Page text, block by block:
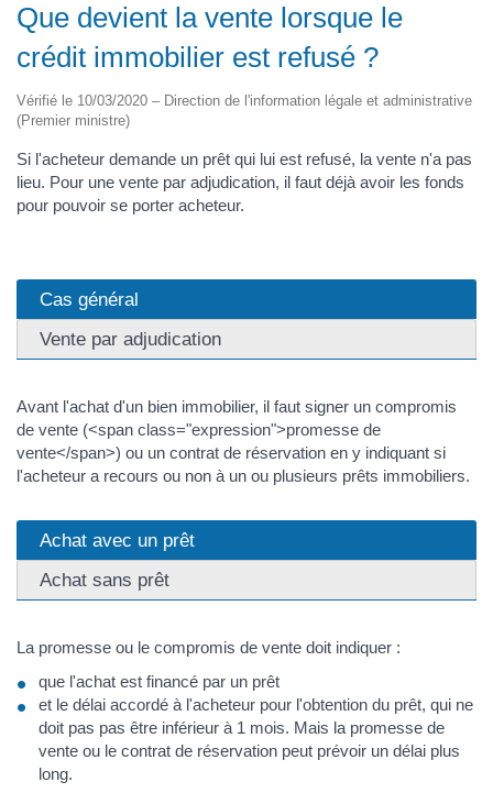
Que devient la vente lorsque le
crédit immobilier est refusé ?
Vérifié le 10/03/2020 – Direction de l'information légale et administrative
(Premier ministre)
Si l'acheteur demande un prêt qui lui est refusé, la vente n'a pas
lieu. Pour une vente par adjudication, il faut déjà avoir les fonds
pour pouvoir se porter acheteur.
Cas général
Vente par adjudication
Avant l'achat d'un bien immobilier, il faut signer un compromis
de vente (<span class="expression">promesse de
vente</span>) ou un contrat de réservation en y indiquant si
l'acheteur a recours ou non à un ou plusieurs prêts immobiliers.
Achat avec un prêt
Achat sans prêt
La promesse ou le compromis de vente doit indiquer :
que l'achat est financé par un prêt
et le délai accordé à l'acheteur pour l'obtention du prêt, qui ne
doit pas pas être inférieur à 1 mois. Mais la promesse de
vente ou le contrat de réservation peut prévoir un délai plus
long.